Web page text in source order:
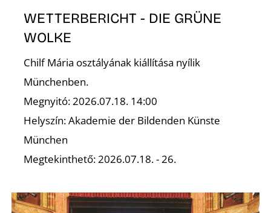
WETTERBERICHT - DIE GRÜNE
WOLKE
Chilf Mária osztályának kiállítása nyílik
Münchenben.
Megnyitó: 2026.07.18. 14:00
Helyszín: Akademie der Bildenden Künste
München
Megtekinthető: 2026.07.18. - 26.